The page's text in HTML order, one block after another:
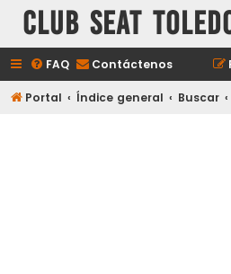
Club Seat
FAQ Contáctenos
Portal Índice general Buscar